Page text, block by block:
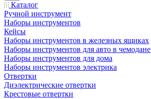
Каталог
Ручной инструмент
Наборы инструментов
Кейсы
Наборы инструментов в железных ящиках
Наборы инструментов для авто в чемодане
Наборы инструментов для дома
Наборы инструментов электрика
Отвертки
Диэлектрические отвертки
Крестовые отвертки